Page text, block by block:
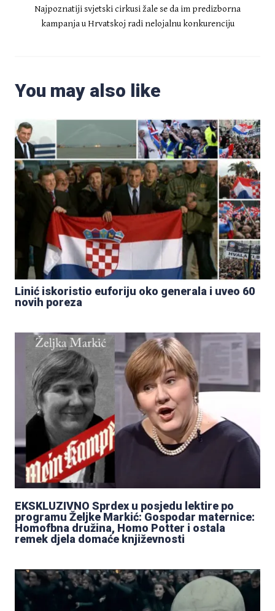
Najpoznatiji svjetski cirkusi žale se da im predizborna
kampanja u Hrvatskoj radi nelojalnu konkurenciju
You may also like
Linić iskoristio euforiju oko generala i uveo 60
novih poreza
EKSKLUZIVNO Sprdex u posjedu lektire po
programu Željke Markić: Gospodar maternice:
Homofbna družina, Homo Potter i ostala
remek djela domaće književnosti